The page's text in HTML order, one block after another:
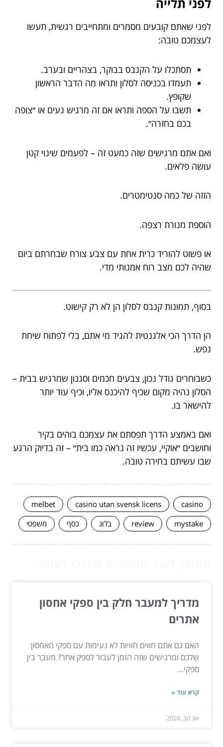
לפני שאתם קובעים מסמרים ומתחייבים רגשית, תעשו
לעצמכם טובה:
תסתכלו על הקנבס בבוקר, בצהריים ובערב.
תעמדו בכניסה לסלון ותראו מה הדבר הראשון
שקופץ.
תשבו על הספה ותראו אם זה מרגיש נעים או ״צופה
בכם בחזרה״.
ואם אתם מרגישים שזה כמעט זה – לפעמים שינוי קטן
עושה פלאים.
הזזה של כמה סנטימטרים.
הוספת מנורת רצפה.
או פשוט להוריד כרית אחת עם צבע צורח שבחרתם ביום
שהיה לכם מצב רוח אמנותי מדי.
בסוף, תמונות קנבס לסלון הן לא רק קישוט.
הן הדרך הכי אלגנטית להגיד מי אתם, בלי לפתוח שיחת
נפש.
כשבוחרים גודל נכון, צבעים חכמים וסגנון שמרגיש בבית –
הסלון נהיה מקום שכיף להיכנס אליו, וכיף עוד יותר
להישאר בו.
ואם באמצע הדרך תפסתם את עצמכם בוהים בקיר
וחושבים ״אוקיי, עכשיו זה נראה כמו בית״ – זה בדיוק הרגע
שבו עשיתם בחירה טובה.
casino
casino utan svensk licens
melbet
mystake
review בלוג כסף משפטי
מדריך למעבר חלק בין ספקי אחסון
אתרים
האם גם אתם חווים חוויות לא נעימות עם ספקי האחסון
שלכם ומרגישים שזה הזמן לעבור לספק אחר? מעבר בין
ספקי...
קרא עוד »
אוג 30, 2024